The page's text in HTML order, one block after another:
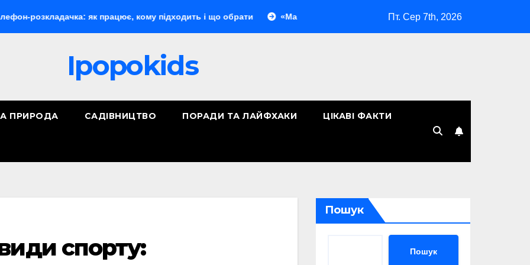
як працює, кому підходить і що обрати «Макіяж без макіяжу»: як японська декоративна косметика змінила
Пт. Сер 7th, 2026
Ipopokids
ПРИРОДА САДІВНИЦТВО ПОРАДИ ТА ЛАЙФХАКИ ЦІКАВІ ФАКТИ
спорту:
Пошук
Пошук